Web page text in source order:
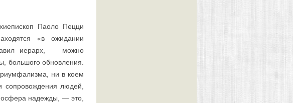
Паоло Пецци
«в ожидании
иерарх, — можно
большого обновления.
ни в коем
сопровождения людей,
надежды, — это,